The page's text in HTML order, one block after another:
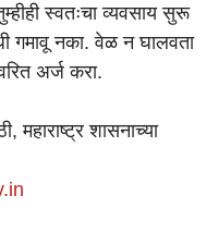
स्वतःचा व्यवसाय सुरू
गमावू नका. वेळ न घालवता
अर्ज करा.
महाराष्ट्र शासनाच्या